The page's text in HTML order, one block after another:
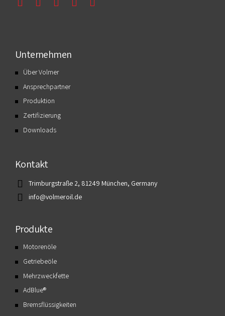
Unternehmen
Über Volmer
Ansprechpartner
Produktion
Zertifizierung
Downloads
Kontakt
Trimburgstraße 2, 81249 München, Germany
info@volmeroil.de
Produkte
Motorenöle
Getriebeöle
Mehrzweckfette
AdBlue®
Bremsflüssigkeiten